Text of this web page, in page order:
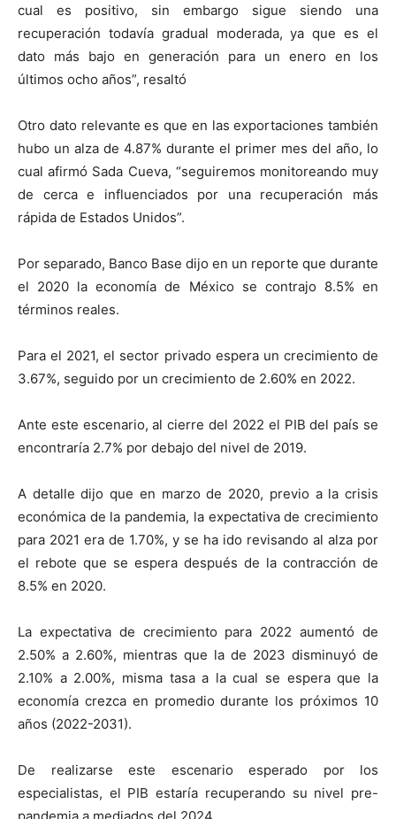
cual es positivo, sin embargo sigue siendo una
recuperación todavía gradual moderada, ya que es el
dato más bajo en generación para un enero en los
últimos ocho años”, resaltó
Otro dato relevante es que en las exportaciones también
hubo un alza de 4.87% durante el primer mes del año, lo
cual afirmó Sada Cueva, “seguiremos monitoreando muy
de cerca e influenciados por una recuperación más
rápida de Estados Unidos”.
Por separado, Banco Base dijo en un reporte que durante
el 2020 la economía de México se contrajo 8.5% en
términos reales.
Para el 2021, el sector privado espera un crecimiento de
3.67%, seguido por un crecimiento de 2.60% en 2022.
Ante este escenario, al cierre del 2022 el PIB del país se
encontraría 2.7% por debajo del nivel de 2019.
A detalle dijo que en marzo de 2020, previo a la crisis
económica de la pandemia, la expectativa de crecimiento
para 2021 era de 1.70%, y se ha ido revisando al alza por
el rebote que se espera después de la contracción de
8.5% en 2020.
La expectativa de crecimiento para 2022 aumentó de
2.50% a 2.60%, mientras que la de 2023 disminuyó de
2.10% a 2.00%, misma tasa a la cual se espera que la
economía crezca en promedio durante los próximos 10
años (2022-2031).
De realizarse este escenario esperado por los
especialistas, el PIB estaría recuperando su nivel pre-